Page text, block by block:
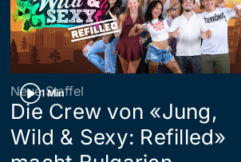
1 Min
Neue Staffel
Die Crew von «Jung,
Wild & Sexy: Refilled»